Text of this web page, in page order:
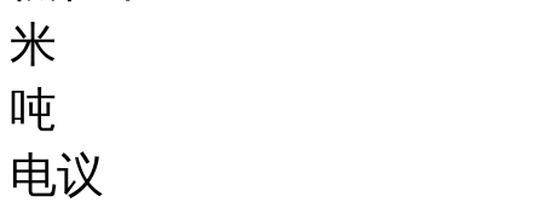
米
吨
电议